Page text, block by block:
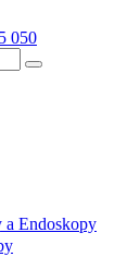
050
a Endoskopy